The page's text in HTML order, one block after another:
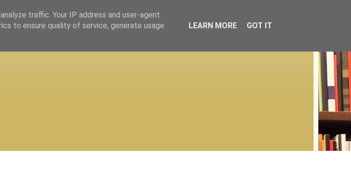
traffic. Your IP address and user-agent
to ensure quality of service, generate usage
LEARN MORE GOT IT